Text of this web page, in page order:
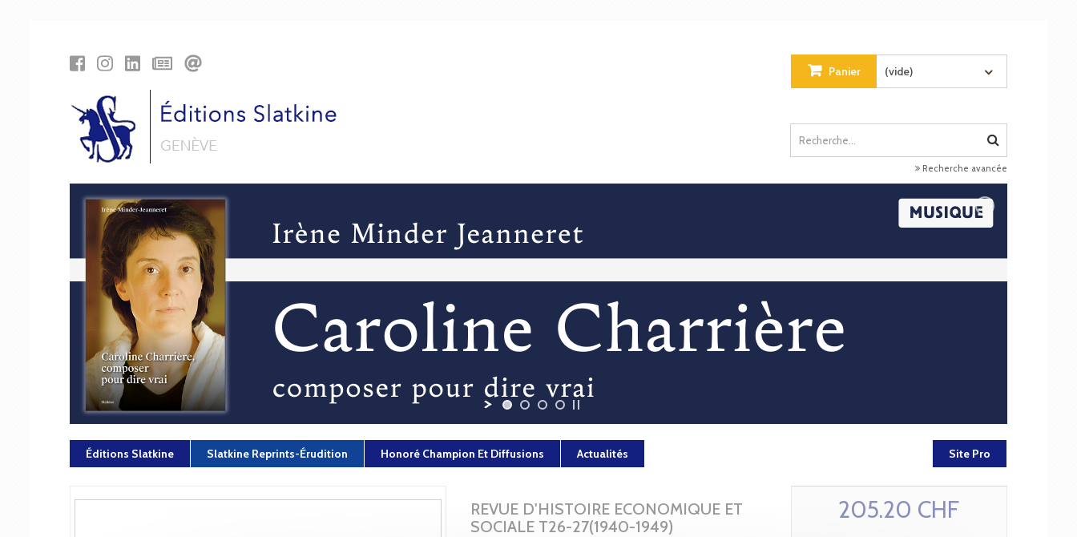
Panier (vide)
Recherche avancée
Éditions Slatkine Slatkine Reprints-Érudition Honoré Champion Et Diffusions Actualités Site Pro
REVUE D'HISTOIRE ECONOMIQUE ET
SOCIALE T26-27(1940-1949)
205.20 CHF